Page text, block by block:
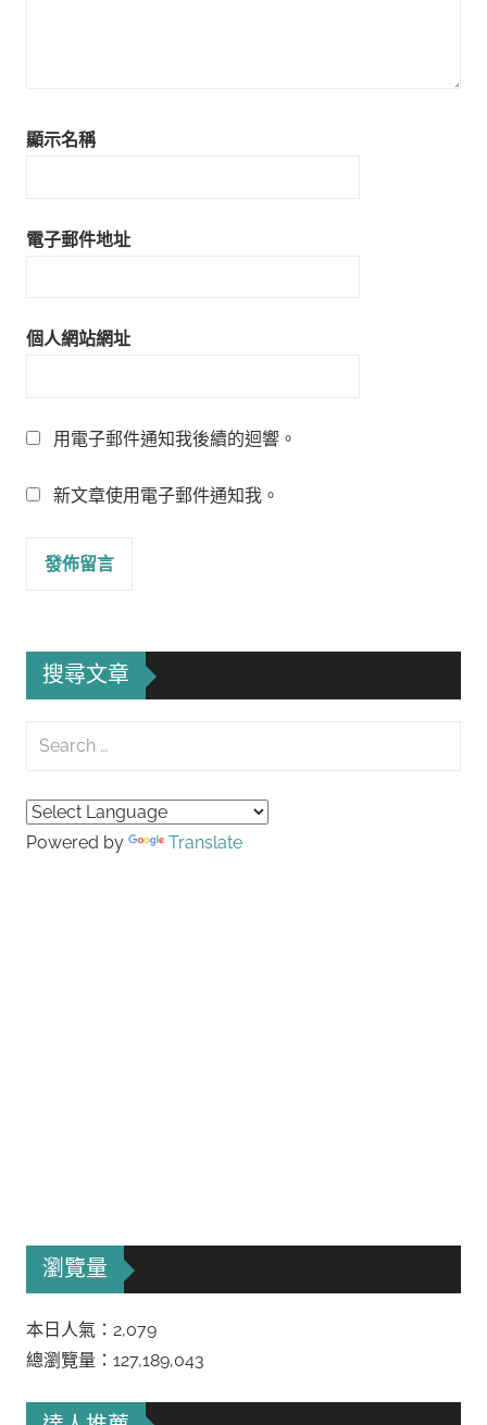
顯示名稱
電子郵件地址
個人網站網址
用電子郵件通知我後續的迴響。
新文章使用電子郵件通知我。
搜尋文章
Search
Powered by Translate
瀏覽量
本日人氣：2,079
總瀏覽量：127,189,043